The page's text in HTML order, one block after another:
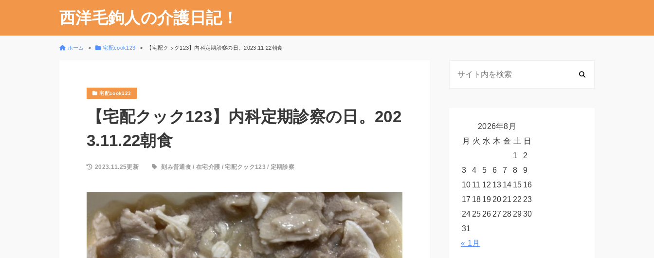
西洋毛鉤人の介護日記！
ホーム 宅配cook123 【宅配クック123】内科定期診察の日。2023.11.22朝食
宅配cook123
【宅配クック123】内科定期診察の日。202
3.11.22朝食
2023.11.25更新 刻み普通食 /在宅介護 /宅配クック123 / 定期診察
2026年8月
月 火 水 木 金 土 日
1
2
3
4 5 6 7 8
9
10 11 12 13 14 15 16
17 18 19 20 21 22 23
24 25 26 27 28 2930
31
« 1月